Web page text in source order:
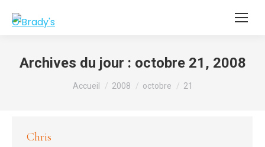
Archives du jour : octobre 21, 2008
Vous êtes ici :
Accueil 2008 octobre 21
Chris